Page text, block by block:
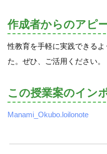
作成者からのアピ
性教育を手軽に実践できる
た。ぜひ、ご活用ください。
この授業案のイン
Manami_Okubo.loilonote